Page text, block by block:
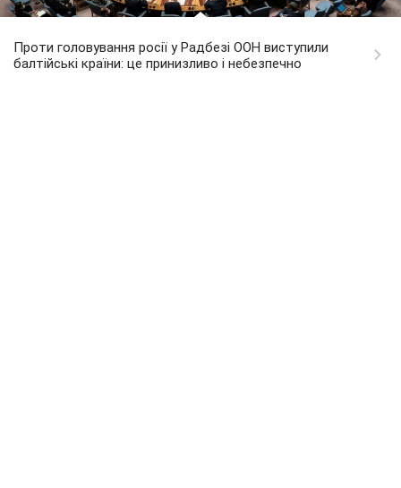
Проти головування росії у Радбезі ООН виступили
балтійські країни: це принизливо і небезпечно